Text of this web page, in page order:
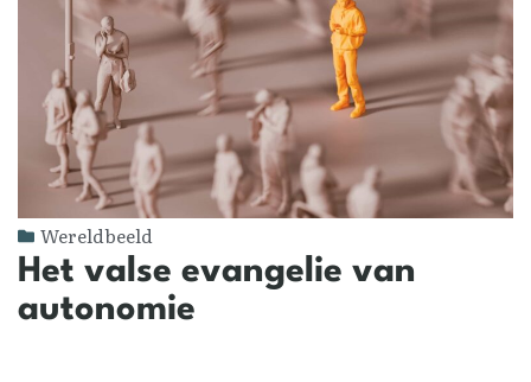
Wereldbeeld
Het valse evangelie van
autonomie